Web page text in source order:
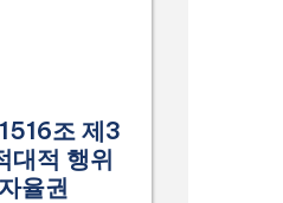
조 제3
대적 행위
율권